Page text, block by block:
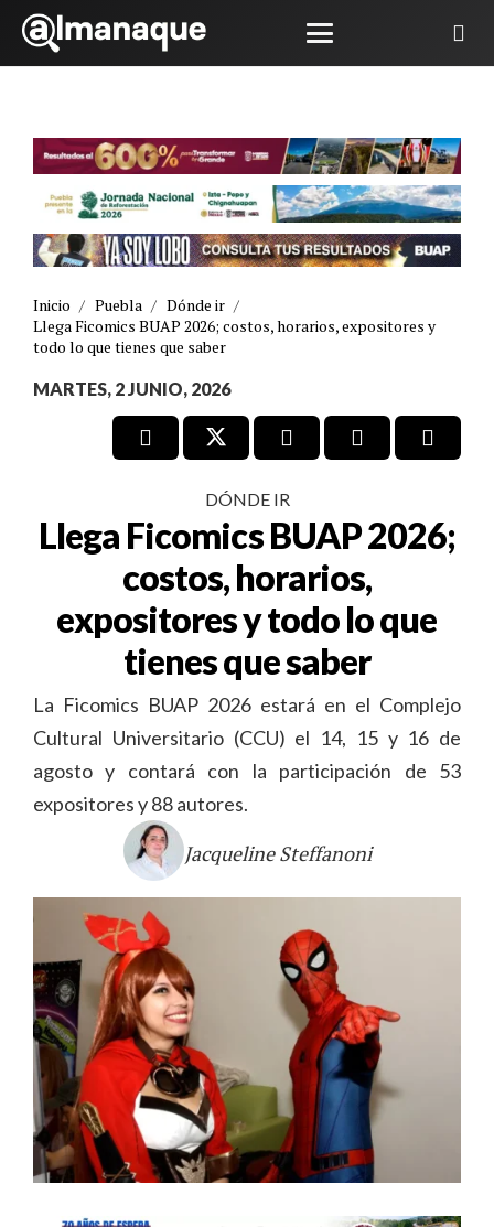
Inicio / Puebla / Dónde ir /
Llega Ficomics BUAP 2026; costos, horarios, expositores y
todo lo que tienes que saber
MARTES, 2 JUNIO, 2026
DÓNDE IR
Llega Ficomics BUAP 2026;
costos, horarios,
expositores y todo lo que
tienes que saber
La Ficomics BUAP 2026 estará en el Complejo
Cultural Universitario (CCU) el 14, 15 y 16 de
agosto y contará con la participación de 53
expositores y 88 autores.
Jacqueline Steffanoni